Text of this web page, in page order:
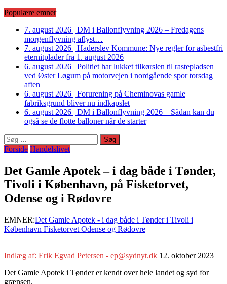
Populære emner
7. august 2026 | DM i Ballonflyvning 2026 – Fredagens
morgenflyvning aflyst…
7. august 2026 | Haderslev Kommune: Nye regler for asbestfri
eternitplader fra 1. august 2026
6. august 2026 | Politiet har lukket tilkørslen til rastepladsen
ved Øster Løgum på motorvejen i nordgående spor torsdag
aften
6. august 2026 | Forurening på Cheminovas gamle
fabriksgrund bliver nu indkapslet
6. august 2026 | DM i Ballonflyvning 2026 – Sådan kan du
også se de flotte balloner når de starter
Søg
efter:
Forside Handelslivet
Det Gamle Apotek – i dag både i Tønder,
Tivoli i København, på Fisketorvet,
Odense og i Rødovre
EMNER:Det Gamle Apotek - i dag både i Tønder i Tivoli i
København Fisketorvet Odense og Rødovre
Indlæg af: Erik Egvad Petersen - ep@sydnyt.dk 12. oktober 2023
Det Gamle Apotek i Tønder er kendt over hele landet og syd for
grænsen.